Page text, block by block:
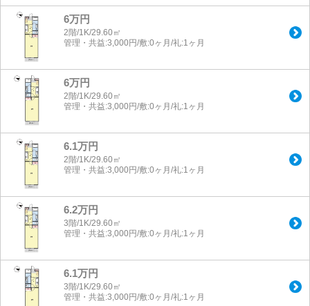
6万円
2階/1K/29.60㎡
管理・共益:3,000円/敷:0ヶ月/礼:1ヶ月
6万円
2階/1K/29.60㎡
管理・共益:3,000円/敷:0ヶ月/礼:1ヶ月
6.1万円
2階/1K/29.60㎡
管理・共益:3,000円/敷:0ヶ月/礼:1ヶ月
6.2万円
3階/1K/29.60㎡
管理・共益:3,000円/敷:0ヶ月/礼:1ヶ月
6.1万円
3階/1K/29.60㎡
管理・共益:3,000円/敷:0ヶ月/礼:1ヶ月